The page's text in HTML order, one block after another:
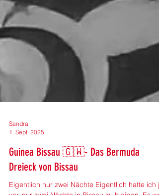
1. Sept. 2025
Guinea Bissau 🇬🇼- Das Bermuda